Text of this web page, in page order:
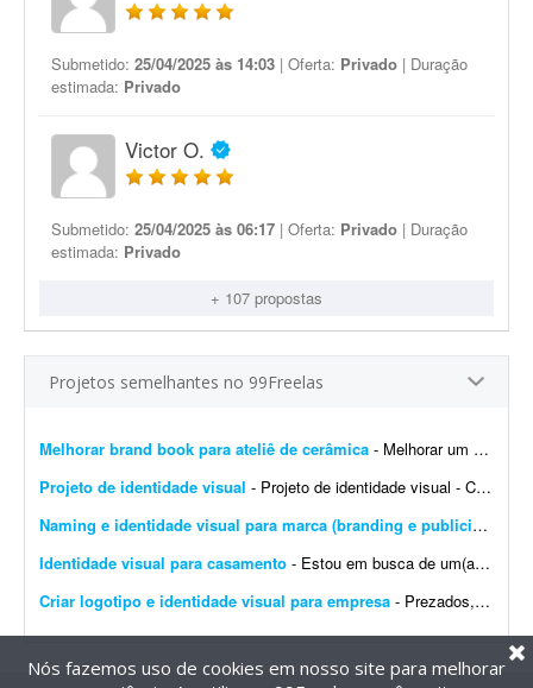
Submetido: 25/04/2025 às 14:03 | Oferta: Privado | Duração
estimada: Privado
Victor O.
Submetido: 25/04/2025 às 06:17 | Oferta: Privado | Duração
estimada: Privado
+ 107 propostas
Projetos semelhantes no 99Freelas
Melhorar brand book para ateliê de cerâmica - Melhorar um brand book existente para um ateliê de cerâmica, além de toda a parte de papelaria; por exemplo: - Essência da marca - Propósito - Missão - Vis&a...
Projeto de identidade visual - Projeto de identidade visual - CJ Gonçalves 1. Sobre o projeto Estamos desenvolvendo a nova identidade visual da CJ Gonçalves, uma empresa do segmento imobiliário que atua co...
Naming e identidade visual para marca (branding e publicidade)
Identidade visual para casamento - Estou em busca de um(a) designer para desenvolver a identidade visual para o meu casamento. O estilo será inspirado no universo medieval/encantado; temos como referência O Senhor dos A...
Criar logotipo e identidade visual para empresa - Prezados, tenho uma pessoa em mente para o trabalho e a direcionarei a este projeto. Trata-se da criação de logotipo e identidade visual para a empresa do agronegócio Agromation.
Nós fazemos uso de cookies em nosso site para melhorar